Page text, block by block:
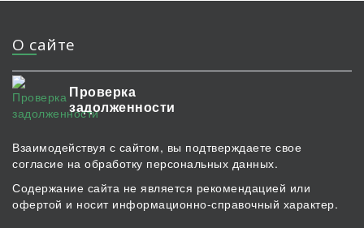
О сайте
Проверка
задолженности
Взаимодействуя с сайтом, вы подтверждаете свое
согласие на обработку персональных данных.
Содержание сайта не является рекомендацией или
офертой и носит информационно-справочный характер.